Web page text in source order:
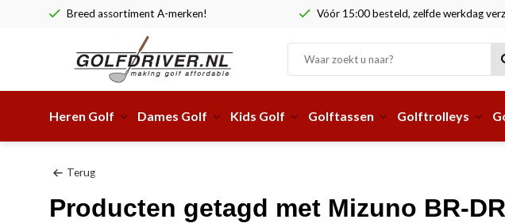
Breed assortiment A-merken! Vóór 15:00 besteld, zelfde werkdag
Heren Golf Dames Golf Kids Golf Golftassen Golftrolleys
Terug
Producten getagd met Mizuno BR-